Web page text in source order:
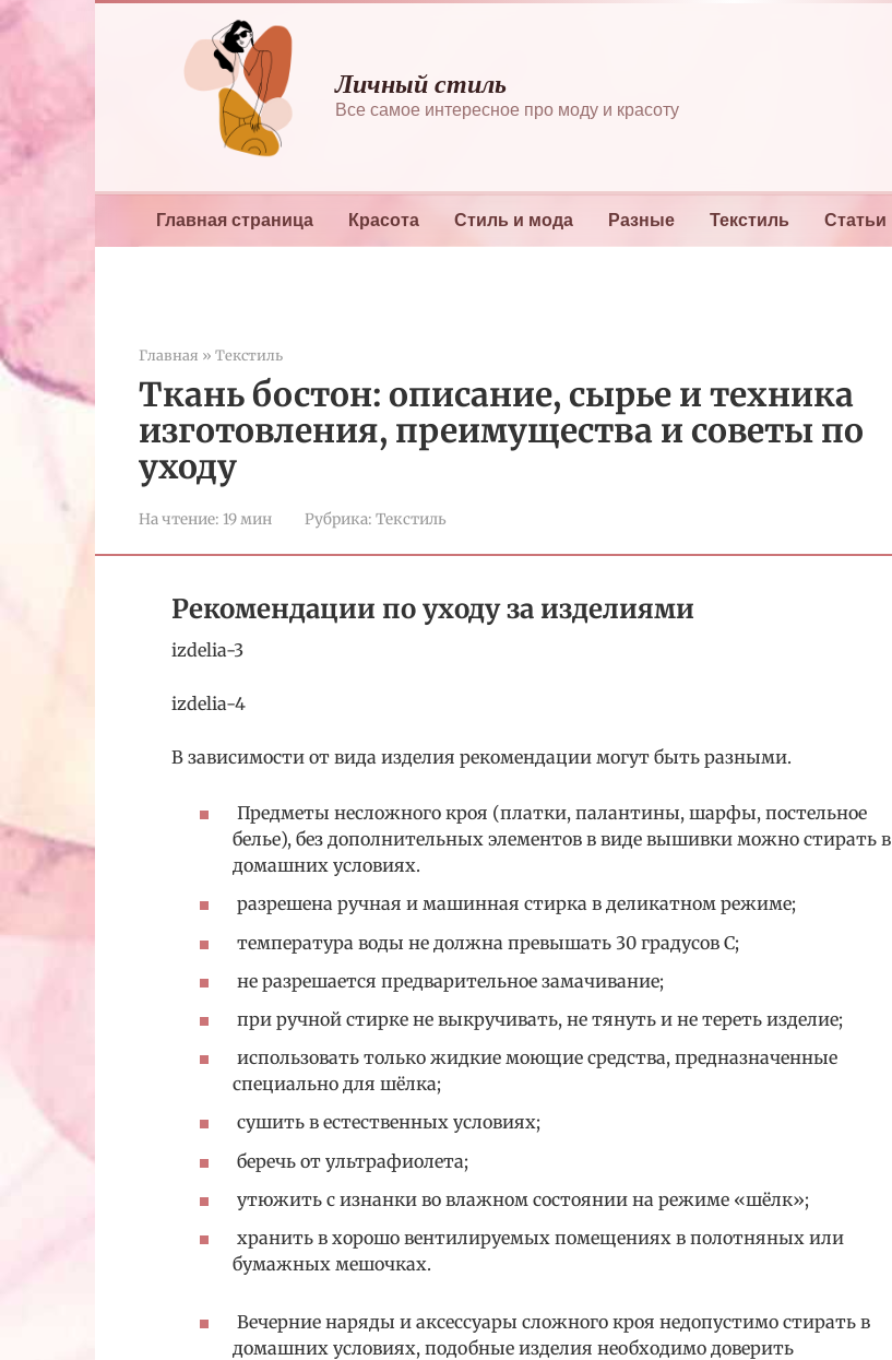
Перейти
к
Личный стиль
Все самое интересное про моду и красоту
Главная страница Красота Стиль и мода Разные Текстиль Статьи
Главная » Текстиль
Ткань бостон: описание, сырье и техника
изготовления, преимущества и советы по
уходу
На чтение: 19 мин Рубрика: Текстиль
Рекомендации по уходу за изделиями
izdelia-3
izdelia-4
В зависимости от вида изделия рекомендации могут быть разными.
Предметы несложного кроя (платки, палантины, шарфы, постельное
белье), без дополнительных элементов в виде вышивки можно стирать в
домашних условиях.
разрешена ручная и машинная стирка в деликатном режиме;
температура воды не должна превышать 30 градусов С;
не разрешается предварительное замачивание;
при ручной стирке не выкручивать, не тянуть и не тереть изделие;
использовать только жидкие моющие средства, предназначенные
специально для шёлка;
сушить в естественных условиях;
беречь от ультрафиолета;
утюжить с изнанки во влажном состоянии на режиме «шёлк»;
хранить в хорошо вентилируемых помещениях в полотняных или
бумажных мешочках.
Вечерние наряды и аксессуары сложного кроя недопустимо стирать в
домашних условиях, подобные изделия необходимо доверить